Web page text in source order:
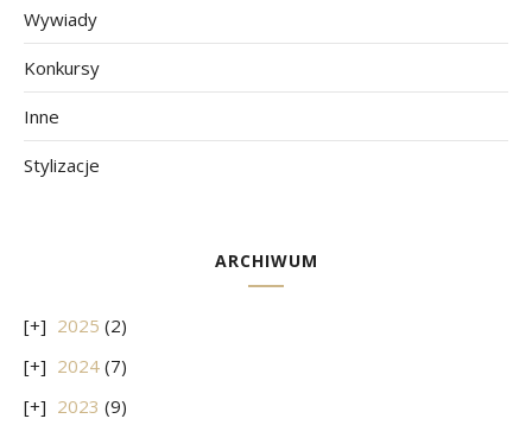
Wywiady
Konkursy
Inne
Stylizacje
ARCHIWUM
2025 (2)
2024 (7)
2023 (9)